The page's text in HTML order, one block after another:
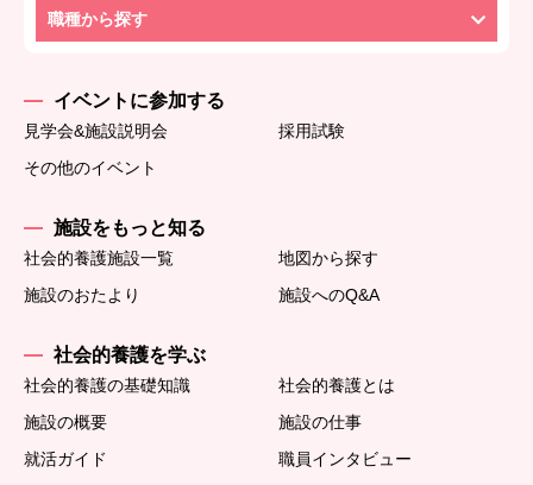
職種から探す
イベントに参加する
見学会&施設説明会
採用試験
その他のイベント
施設をもっと知る
社会的養護施設一覧
地図から探す
施設のおたより
施設へのQ&A
社会的養護を学ぶ
社会的養護の基礎知識
社会的養護とは
施設の概要
施設の仕事
就活ガイド
職員インタビュー